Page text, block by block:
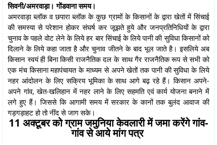
सिवनी/अमरवाड़ा। गोंडवाना समय।
अमरवाड़ा ब्लॉक व छपारा ब्लॉक के कुछ ग्रामों के किसानों के द्वारा खेतों में सिंचाई
की समस्या से परेशान होकर संघर्ष कर जूझते हुये और जनप्रतिनिधियों के द्वारा
चुनाव के पहले वोट लेने के लिये हर बार सिंचाई के लिये पानी की सुविधा किसानों को
दिलाने के लिये कहा जाता है और चुनाव जीतने के बाद भूल जाते है। इसलिये अब
किसान स्वयं ही बिना किसी राजनैतिक दल के साथ गैर राजनैतिक रूप से सभी को
एक मंच किसाना महापंचायत के माध्यम से अपने खेतों तक पानी की सुविधा के लिये
नहर आंदोलन के लिए सक्रिय भूमिका के साथ आगे बढ़ रहे हैं। किसान अपने-
अपने गांव, खेत-खलिहान में नहर लाने के लिए सहमति एवं कार्य योजना बनाने में
लगे हुए हैं। जिससे कि आगामी समय में सरकार के कानों तक बुलंद आवाज की
गड़गड़ाहट हो तो नींद से जाग सके।
11 अक्टूबर को ग्राम जमुनिया केवलारी में जमा करेंगे गांव-
गांव से आये मांग पत्र